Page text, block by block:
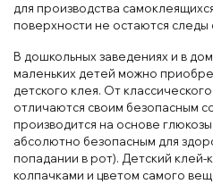
для производства
поверхности не остаются следы
В дошкольных заведениях и в
маленьких детей можно
детского клея. От
отличаются своим безопасным
производится на основе
абсолютно безопасным для
попадании в рот). Детский
колпачками и цветом самого